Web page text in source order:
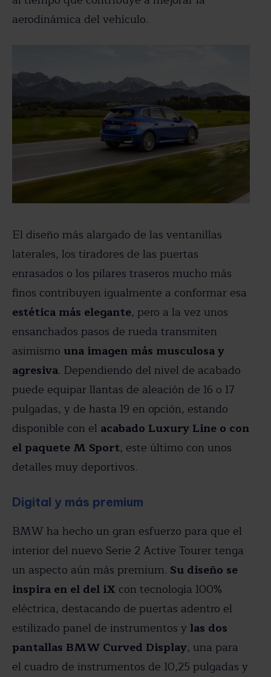
aerodinámica del vehículo.
El diseño más alargado de las ventanillas
laterales, los tiradores de las puertas
enrasados o los pilares traseros mucho más
finos contribuyen igualmente a conformar esa
estética más elegante, pero a la vez unos
ensanchados pasos de rueda transmiten
asimismo una imagen más musculosa y
agresiva. Dependiendo del nivel de acabado
puede equipar llantas de aleación de 16 o 17
pulgadas, y de hasta 19 en opción, estando
disponible con el acabado Luxury Line o con
el paquete M Sport, este último con unos
detalles muy deportivos.
Digital y más premium
BMW ha hecho un gran esfuerzo para que el
interior del nuevo Serie 2 Active Tourer tenga
un aspecto aún más premium. Su diseño se
inspira en el del iX con tecnología 100%
eléctrica, destacando de puertas adentro el
estilizado panel de instrumentos ylas dos
pantallas BMW Curved Display, una para
el cuadro de instrumentos de 10,25 pulgadas y